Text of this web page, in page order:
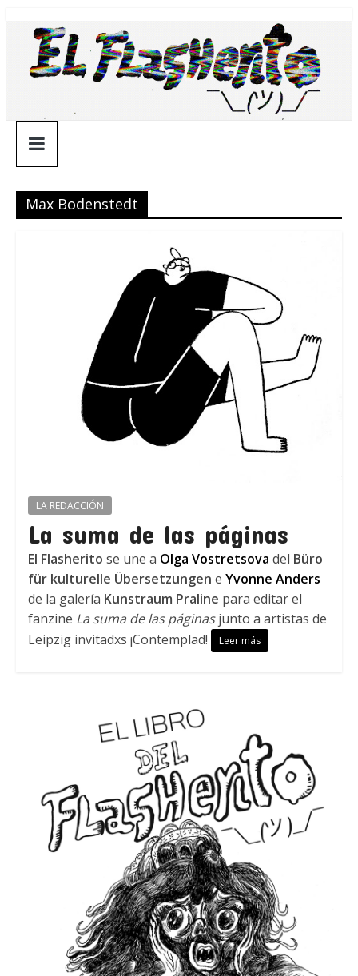
contenido
¯\_(ツ)_/
¯
Max Bodenstedt
LA REDACCIÓN
La suma de las páginas
El Flasherito se une a Olga Vostretsova del Büro
für kulturelle Übersetzungen e Yvonne Anders
de la galería Kunstraum Praline para editar el
fanzine La suma de las páginasjunto a artistas de
Leipzig invitadxs ¡Contemplad!
Leer más